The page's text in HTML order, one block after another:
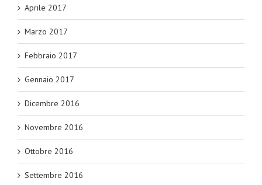
Aprile 2017
Marzo 2017
Febbraio 2017
Gennaio 2017
Dicembre 2016
Novembre 2016
Ottobre 2016
Settembre 2016